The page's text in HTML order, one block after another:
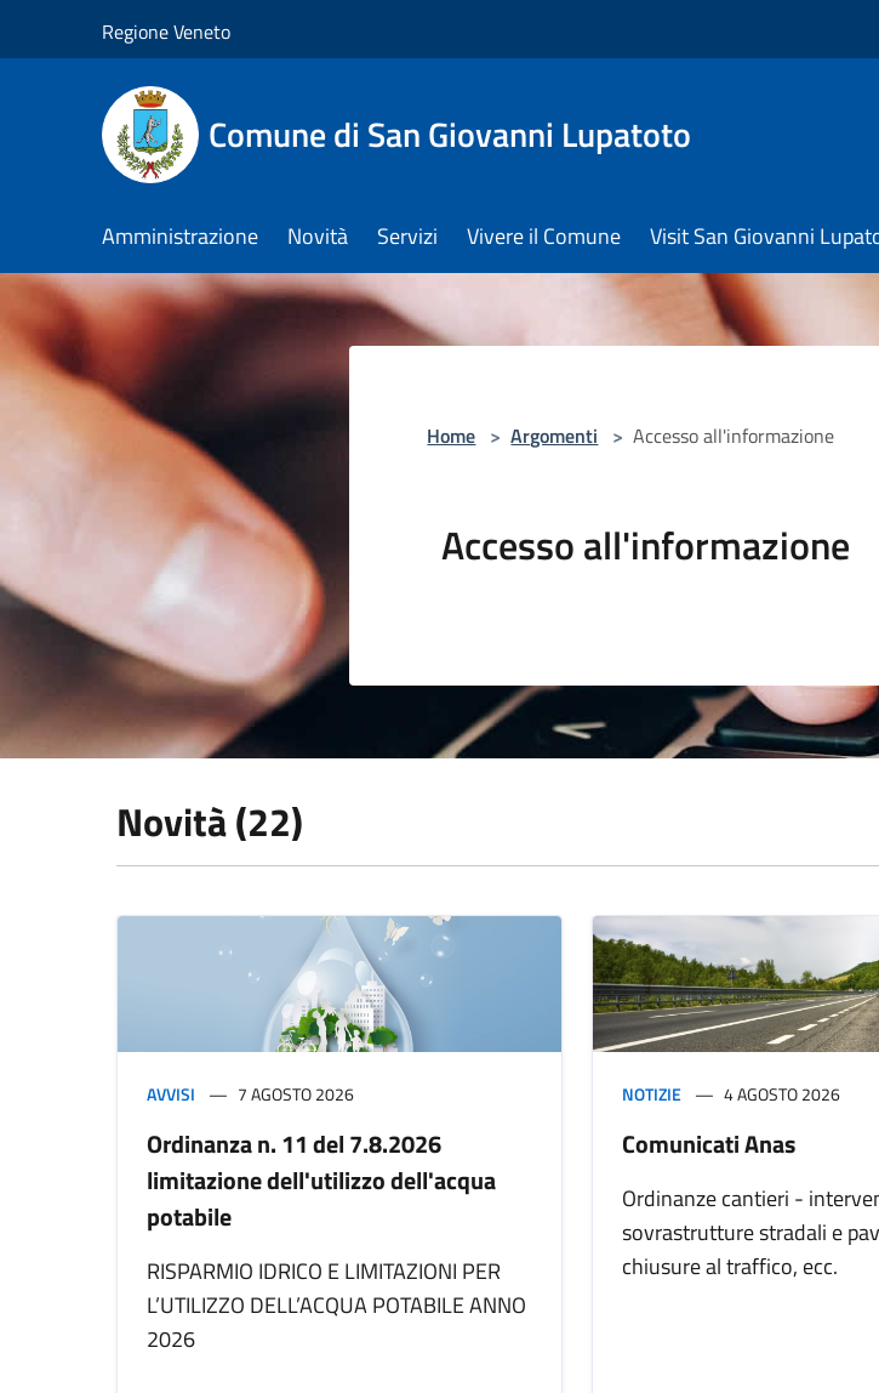
Regione Veneto
Comune di San Giovanni Lupatoto
Amministrazione Novità Servizi Vivere il Comune Visit San Giovanni
Home > Argomenti > Accesso all'informazione
Accesso all'informazione
Novità (22)
AVVISI 7 AGOSTO 2026
Ordinanza n. 11 del 7.8.2026
limitazione dell'utilizzo dell'acqua
potabile
RISPARMIO IDRICO E LIMITAZIONI PER
L’UTILIZZO DELL’ACQUA POTABILE ANNO
2026
NOTIZIE 4 AGOSTO 2026
Comunicati Anas
Ordinanze cantieri -
sovrastrutture stradali e
chiusure al traffico, ecc.